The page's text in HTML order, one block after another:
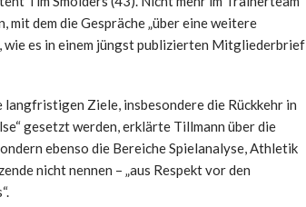
dem die Gespräche „über eine weitere
wie es in einem jüngst publizierten Mitgliederbrief
Ziele, insbesondere die Rückkehr in
gesetzt werden, erklärte Tillmann über die
ebenso die Bereiche Spielanalyse, Athletik
nicht nennen – „aus Respekt vor den